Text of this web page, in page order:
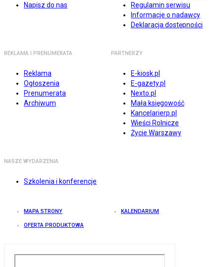
Napisz do nas
Regulamin serwisu
Informacje o nadawcy
Deklaracja dostępności
REKLAMA I PRENUMERATA
Reklama
Ogłoszenia
Prenumerata
Archiwum
PARTNERZY
E-kiosk.pl
E-gazety.pl
Nexto.pl
Mała księgowość
Kancelarierp.pl
Wieści Rolnicze
Życie Warszawy
NASZE WYDARZENIA
Szkolenia i konferencje
MAPA STRONY KALENDARIUM
OFERTA PRODUKTOWA